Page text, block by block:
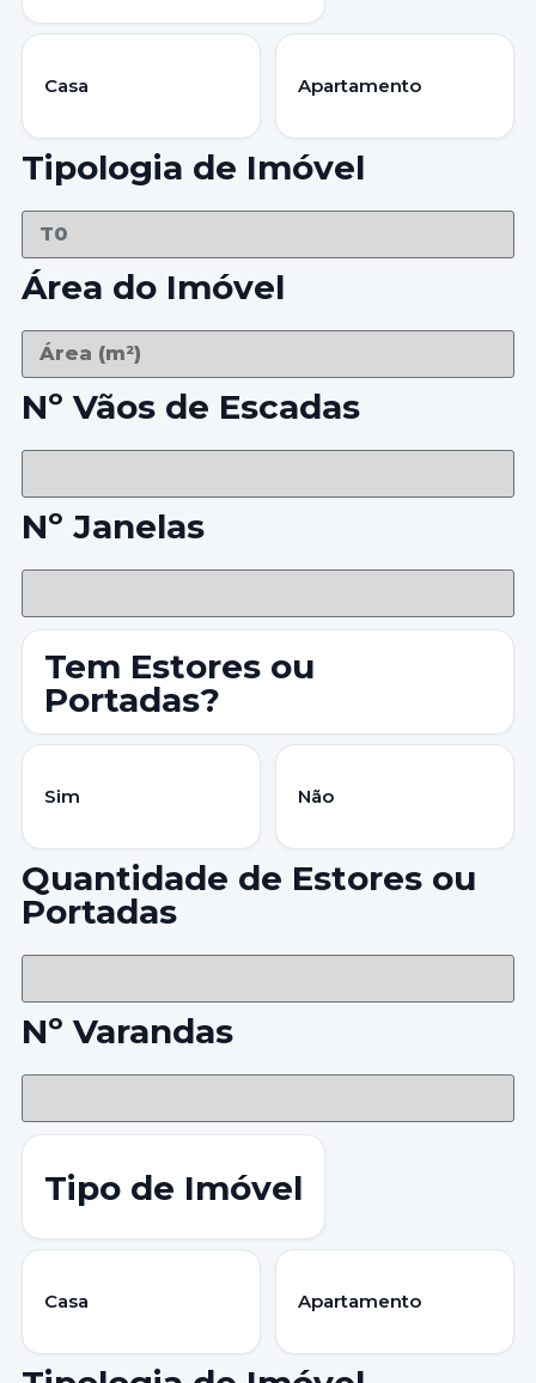
Casa Apartamento
Tipologia de Imóvel
Área do Imóvel
Nº Vãos de Escadas
Nº Janelas
Tem Estores ou
Portadas?
Sim Não
Quantidade de Estores ou
Portadas
Nº Varandas
Tipo de Imóvel
Casa Apartamento